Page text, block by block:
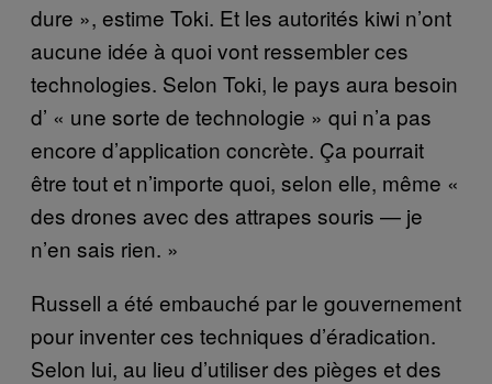
dure », estime Toki. Et les autorités kiwi n’ont
aucune idée à quoi vont ressembler ces
technologies. Selon Toki, le pays aura besoin
d’ « une sorte de technologie » qui n’a pas
encore d’application concrète. Ça pourrait
être tout et n’importe quoi, selon elle, même «
des drones avec des attrapes souris — je
n’en sais rien. »
Russell a été embauché par le gouvernement
pour inventer ces techniques d’éradication.
Selon lui, au lieu d’utiliser des pièges et des